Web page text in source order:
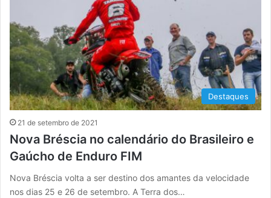
Destaques
21 de setembro de 2021
Nova Bréscia no calendário do Brasileiro e
Gaúcho de Enduro FIM
Nova Bréscia volta a ser destino dos amantes da velocidade
nos dias 25 e 26 de setembro. A Terra dos…